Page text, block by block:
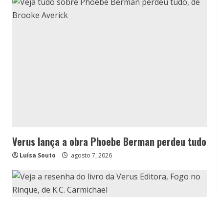
Verus lança a obra Phoebe Berman perdeu tudo
Luísa Souto agosto 7, 2026